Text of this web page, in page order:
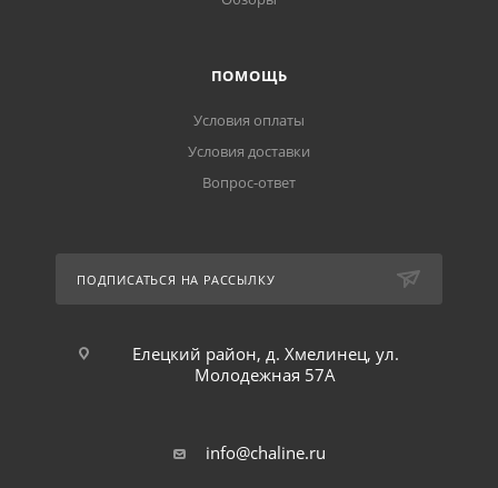
ПОМОЩЬ
Условия оплаты
Условия доставки
Вопрос-ответ
ПОДПИСАТЬСЯ НА РАССЫЛКУ
Елецкий район, д. Хмелинец, ул.
Молодежная 57А
info@chaline.ru